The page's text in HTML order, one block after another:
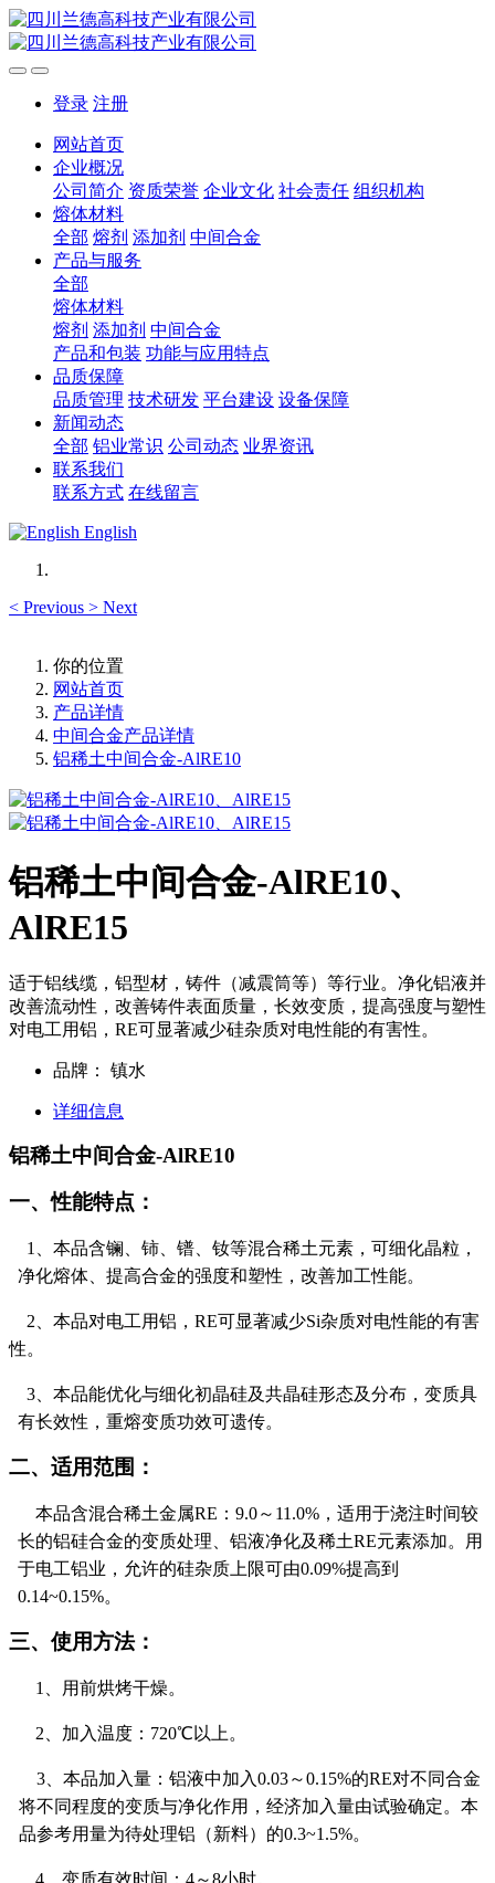
登录 注册
网站首页
企业概况
公司简介 资质荣誉 企业文化 社会责任 组织机构
熔体材料
全部 熔剂 添加剂 中间合金
产品与服务
全部
熔体材料
熔剂 添加剂 中间合金
产品和包装 功能与应用特点
品质保障
品质管理 技术研发 平台建设 设备保障
新闻动态
全部 铝业常识 公司动态 业界资讯
联系我们
联系方式 在线留言
English
< Previous > Next
你的位置
网站首页
产品详情
中间合金产品详情
铝稀土中间合金-AlRE10
铝稀土中间合金-AlRE10、
AlRE15
适于铝线缆，铝型材，铸件（减震筒等）等行业。净化铝液并
改善流动性，改善铸件表面质量，长效变质，提高强度与塑性
对电工用铝，RE可显著减少硅杂质对电性能的有害性。
品牌： 镇水
详细信息
铝稀土中间合金-AlRE10
一、性能特点：
1
、本品含镧、铈、镨、钕等混合稀土元素，可细化晶粒，
净化熔体、提高合金的强度和塑性，改善加工性能。
2 、本品对电工用铝， RE可显著减少Si杂质对电性能的有害
性。
3 、本品能优化与细化初晶硅及共晶硅形态及分布，变质具
有长效性，重熔变质功效可遗传。
二、适用范围：
本品含混合稀土金属RE ： 9.0～ 11.0% ，适用于浇注时间较
长的铝硅合金的变质处理、铝液净化及稀土RE元素添加。用
于电工铝业，允许的硅杂质上限可由0.09%提高到
0.14~0.15%。
三、使用方法：
1 、用前烘烤干燥。
2 、加入温度： 720℃以上。
3 、本品加入量：铝液中加入0.03～0.15%的RE对不同合金
将不同程度的变质与净化作用，经济加入量由试验确定。本
品参考用量为待处理铝（新料）的0.3~1.5%。
4 、变质有效时间： 4～8小时。